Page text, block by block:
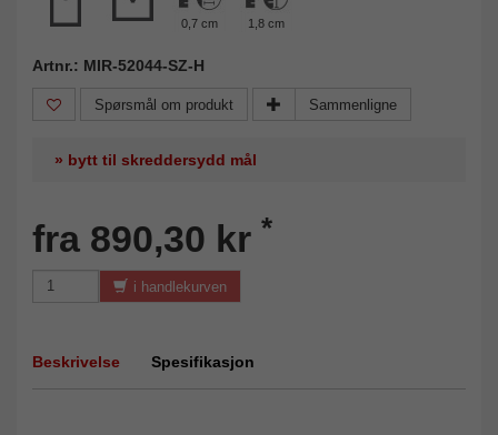
0,7 cm 1,8 cm
Artnr.: MIR-52044-SZ-H
Spørsmål om produkt Sammenligne
» bytt til skreddersydd mål
fra 890,30 kr *
i handlekurven
Beskrivelse Spesifikasjon